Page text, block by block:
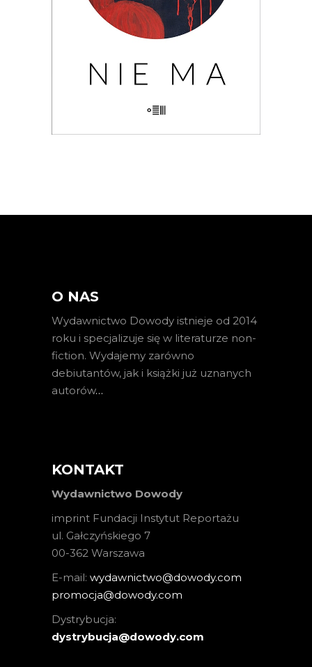
E-BOOK DO KOSZYKA
Zwłaszcza nieobecność”.
46.00 zł 29.90zł
KSIĄŻKA DO KOSZYKA
O NAS
Wydawnictwo Dowody istnieje od 2014
roku i specjalizuje się w literaturze non-
fiction. Wydajemy zarówno
debiutantów, jak i książki już uznanych
autorów…
KONTAKT
Wydawnictwo Dowody
imprint Fundacji Instytut Reportażu
ul. Gałczyńskiego 7
00-362 Warszawa
E-mail: wydawnictwo@dowody.com
promocja@dowody.com
Dystrybucja:
dystrybucja@dowody.com